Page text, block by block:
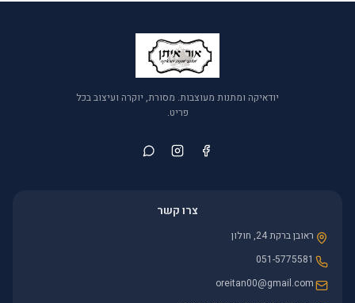
יודאיקה ומתנות מעוצבות. מסורת, יוקרה ועיצוב בכל
פריט.
צרו קשר
ראובן ברקת 24, חולון
051-5775581
oreitan00@gmail.com